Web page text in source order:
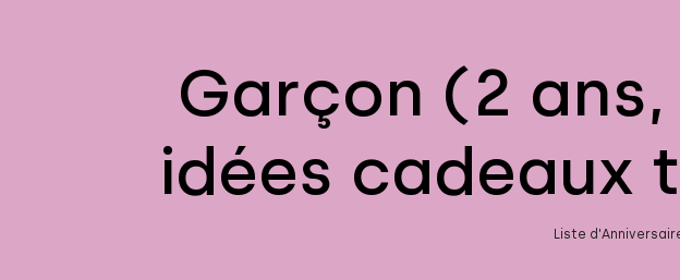
Garçon (2 ans,
idées cadeaux
Liste